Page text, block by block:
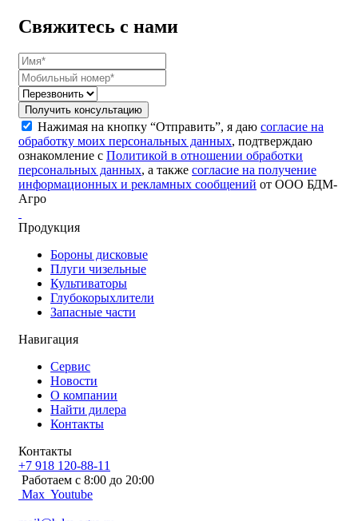
Свяжитесь с нами
Получить консультацию
Нажимая на кнопку “Отправить”, я даю согласие на
обработку моих персональных данных, подтверждаю
ознакомление с Политикой в отношении обработки
персональных данных, а также согласие на получение
информационных и рекламных сообщений от ООО БДМ-
Агро
Продукция
Бороны дисковые
Плуги чизельные
Культиваторы
Глубокорыхлители
Запасные части
Навигация
Сервис
Новости
О компании
Найти дилера
Контакты
Контакты
+7 918 120-88-11
Работаем c 8:00 до 20:00
Max Youtube